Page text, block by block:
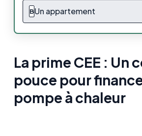
BUn appartement
La prime CEE : Un
pouce pour
pompe à chaleur
Quel est le montant de la prime
l’installation d’une PAC ?
Est-ce que les CEE sont
Ce que vous devez retenir de
énergie pour les pompes à